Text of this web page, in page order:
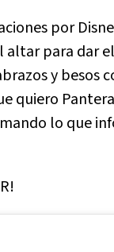
por
para dar
y besos
quiero
lo que